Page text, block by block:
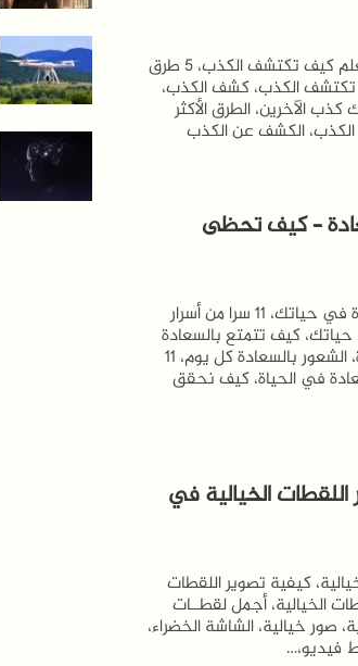
5 طرق تكشف لك كذب الأخرين - تعلم كيف تكتشف الكذب، 5 طرق
الكذب، كشف الكذب،
الآخرين، الطرق الأكثر
الكشف عن الكذب
السعادة – كيف تحظى
أسرار السعادة، كيف تحظى بالسعادة في حياتك، 11 سرا من أسرار
كيف تتمتع بالسعادة
في حياتك، كيفية الشعور بالسعادة، الشعور بالسعادة كل يوم، 11
في الحياة، كيف نحقق
الخيالية في
كيفية تصوير اللقطات
الخيالية، أجمل لقطــات
صور خيالية، الشاشة الخضراء،
فيديو،…